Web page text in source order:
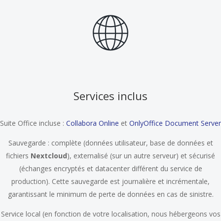
Services inclus
Suite Office incluse : Collabora Online et OnlyOffice Document Server
Sauvegarde : complète (données utilisateur, base de données et
fichiers Nextcloud), externalisé (sur un autre serveur) et sécurisé
(échanges encryptés et datacenter différent du service de
production). Cette sauvegarde est journalière et incrémentale,
garantissant le minimum de perte de données en cas de sinistre.
Service local (en fonction de votre localisation, nous hébergeons vos